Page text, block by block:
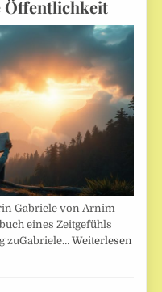
Öffentlichkeit
Gabriele von Arnim
eines Zeitgefühls
zuGabriele…Weiterlesen